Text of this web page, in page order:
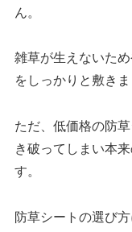
ん。
雑草が生えないた
をしっかりと敷きま
ただ、低価格の防
き破ってしまい本
す。
防草シートの選び